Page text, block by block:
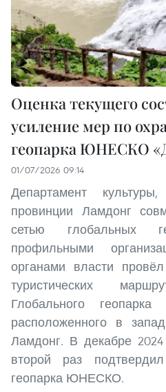
Оценка текущего
усиление мер по
геопарка ЮНЕСКО
01/07/2026 09:14
Департамент
провинции Ламдонг
сетью глобальных
профильными
органами власти
туристических
Глобального
расположенного в
Ламдонг. В декабре
второй раз
геопарка ЮНЕСКО.